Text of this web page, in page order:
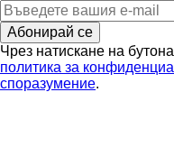
Абонирай се
Чрез натискане на
политика за
споразумение.